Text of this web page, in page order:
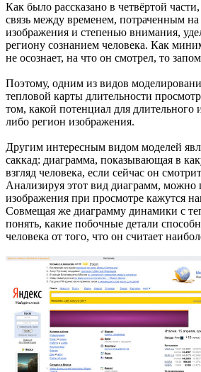
Как было рассказано в четвёртой
связь между временем, потраченным
изображения и степенью внимания,
региону сознанием человека. Как
не осознает, на что он смотрел, то
Поэтому, одним из видов
тепловой карты длительности
том, какой потенциал для длительного
либо регион изображения.
Другим интересным видом моделей
саккад: диаграмма, показывающая в
взгляд человека, если сейчас он
Анализируя этот вид диаграмм, можно
изображения при просмотре кажутся
Совмещая же диаграмму динамики с
понять, какие побочные детали
человека от того, что он считает